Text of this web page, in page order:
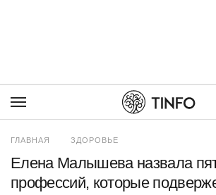
ГЛАВНАЯ ЗДОРОВЬЕ
Елена Малышева назвала
профессий, которые